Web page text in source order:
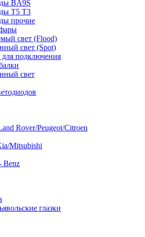
BA9S
T5 T3
прочие
свет (Flood)
свет (Spot)
подключения
свет
Rover/Peugeot/Citroen
Mitsubishi
Benz
глазки